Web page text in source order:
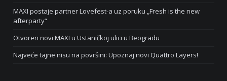
MAXI postaje partner Lovefest-a uz poruku „Fresh is the new
afterparty“
Otvoren novi MAXI u Ustaničkoj ulici u Beogradu
Najveće tajne nisu na površini: Upoznaj novi Quattro Layers!